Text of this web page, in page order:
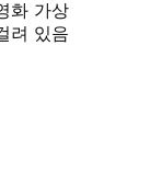
화 가상
려 있음